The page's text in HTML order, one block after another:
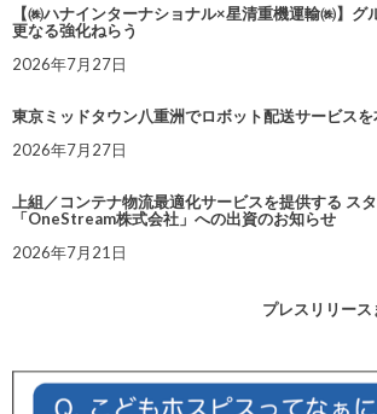
【㈱ハナインターナショナル×星清重機運輸㈱】グ
更なる強化ねらう
2026年7月27日
東京ミッドタウン八重洲でロボット配送サービス
2026年7月27日
上組／コンテナ物流最適化サービスを提供する ス
「OneStream株式会社」への出資のお知らせ
2026年7月21日
プレスリリー